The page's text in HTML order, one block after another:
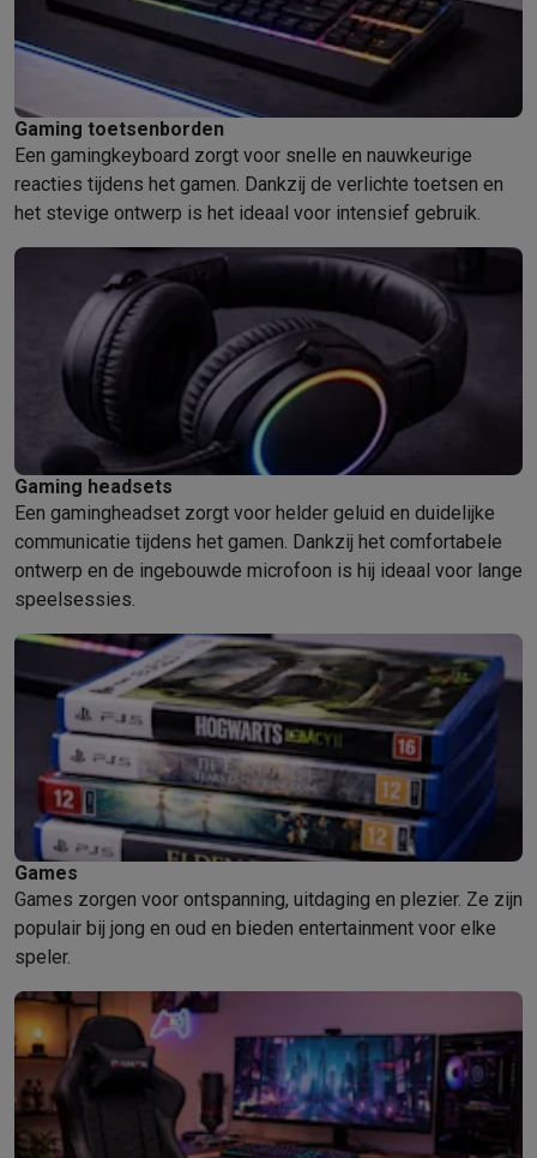
Gaming toetsenborden
Een gamingkeyboard zorgt voor snelle en nauwkeurige
reacties tijdens het gamen. Dankzij de verlichte toetsen en
het stevige ontwerp is het ideaal voor intensief gebruik.
Gaming headsets
Een gamingheadset zorgt voor helder geluid en duidelijke
communicatie tijdens het gamen. Dankzij het comfortabele
ontwerp en de ingebouwde microfoon is hij ideaal voor lange
speelsessies.
Games
Games zorgen voor ontspanning, uitdaging en plezier. Ze zijn
populair bij jong en oud en bieden entertainment voor elke
speler.